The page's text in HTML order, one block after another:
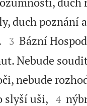
duch poznání


3 Bázní
Nebude
nebude
slyší uši, 

4